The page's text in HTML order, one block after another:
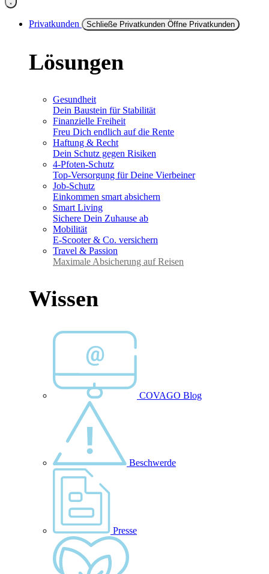
Privatkunden Schließe Privatkunden Öffne Privatkunden
Lösungen
Gesundheit
Dein Baustein für Stabilität
Finanzielle Freiheit
Freu Dich endlich auf die Rente
Haftung & Recht
Dein Schutz gegen Risiken
4-Pfoten-Schutz
Top-Versorgung für Deine Vierbeiner
Job-Schutz
Einkommen smart absichern
Smart Living
Sichere Dein Zuhause ab
Mobilität
E-Scooter & Co. versichern
Travel & Passion
Maximale Absicherung auf Reisen
Wissen
COVAGO Blog
Beschwerde
Presse